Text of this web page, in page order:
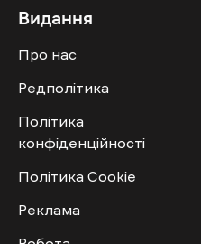
Видання
Про нас
Редполітика
Політика
конфіденційності
Політика Cookie
Реклама